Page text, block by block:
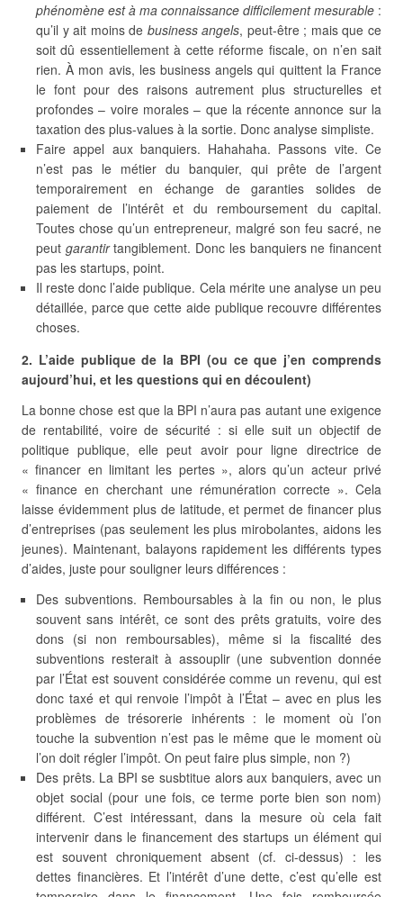
phénomène est à ma connaissance difficilement mesurable :
qu’il y ait moins de business angels, peut-être ; mais que ce
soit dû essentiellement à cette réforme fiscale, on n’en sait
rien. À mon avis, les business angels qui quittent la France
le font pour des raisons autrement plus structurelles et
profondes – voire morales – que la récente annonce sur la
taxation des plus-values à la sortie. Donc analyse simpliste.
Faire appel aux banquiers. Hahahaha. Passons vite. Ce
n’est pas le métier du banquier, qui prête de l’argent
temporairement en échange de garanties solides de
paiement de l’intérêt et du remboursement du capital.
Toutes chose qu’un entrepreneur, malgré son feu sacré, ne
peut garantirtangiblement. Donc les banquiers ne financent
pas les startups, point.
Il reste donc l’aide publique. Cela mérite une analyse un peu
détaillée, parce que cette aide publique recouvre différentes
choses.
2. L’aide publique de la BPI (ou ce que j’en comprends
aujourd’hui, et les questions qui en découlent)
La bonne chose est que la BPI n’aura pas autant une exigence
de rentabilité, voire de sécurité : si elle suit un objectif de
politique publique, elle peut avoir pour ligne directrice de
« financer en limitant les pertes », alors qu’un acteur privé
« finance en cherchant une rémunération correcte ». Cela
laisse évidemment plus de latitude, et permet de financer plus
d’entreprises (pas seulement les plus mirobolantes, aidons les
jeunes). Maintenant, balayons rapidement les différents types
d’aides, juste pour souligner leurs différences :
Des subventions. Remboursables à la fin ou non, le plus
souvent sans intérêt, ce sont des prêts gratuits, voire des
dons (si non remboursables), même si la fiscalité des
subventions resterait à assouplir (une subvention donnée
par l’État est souvent considérée comme un revenu, qui est
donc taxé et qui renvoie l’impôt à l’État – avec en plus les
problèmes de trésorerie inhérents : le moment où l’on
touche la subvention n’est pas le même que le moment où
l’on doit régler l’impôt. On peut faire plus simple, non ?)
Des prêts. La BPI se susbtitue alors aux banquiers, avec un
objet social (pour une fois, ce terme porte bien son nom)
différent. C’est intéressant, dans la mesure où cela fait
intervenir dans le financement des startups un élément qui
est souvent chroniquement absent (cf. ci-dessus) : les
dettes financières. Et l’intérêt d’une dette, c’est qu’elle est